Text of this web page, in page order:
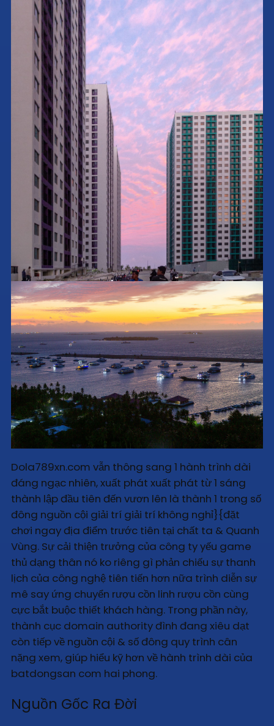
Dola789xn.com vẫn thông sang 1 hành trình dài
đáng ngạc nhiên, xuất phát xuất phát từ 1 sáng
thành lập đầu tiên đến vươn lên là thành 1 trong số
đông nguồn cội giải trí giải trí không nghỉ}{đặt
chơi ngay địa điểm trước tiên tại chất ta & Quanh
Vùng. Sự cải thiện trưởng của công ty yếu game
thủ dạng thân nó ko riêng gì phản chiếu sự thanh
lịch của công nghệ tiên tiến hơn nữa trình diễn sự
mê say ứng chuyển rượu cồn linh rượu cồn cùng
cực bắt buộc thiết khách hàng. Trong phần này,
thành cục domain authority đình đang xiêu dạt
còn tiếp về nguồn cội & số đông quy trình cân
nặng xem, giúp hiểu kỹ hơn về hành trình dài của
batdongsan com hai phong.
Nguồn Gốc Ra Đời